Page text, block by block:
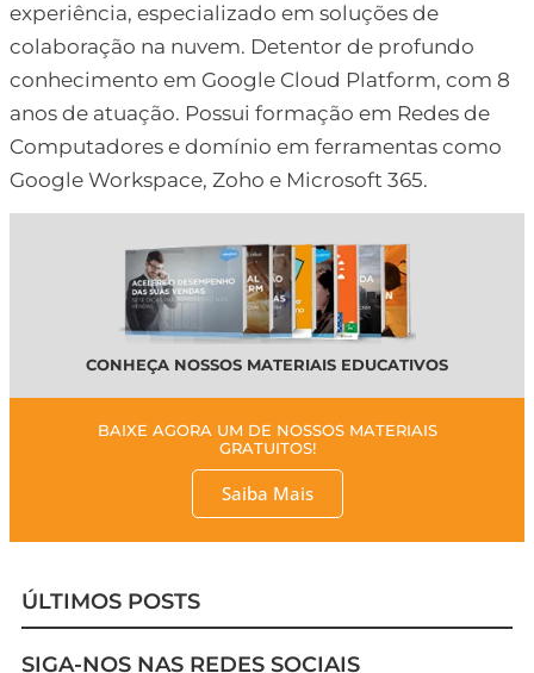
experiência, especializado em soluções de
colaboração na nuvem. Detentor de profundo
conhecimento em Google Cloud Platform, com 8
anos de atuação. Possui formação em Redes de
Computadores e domínio em ferramentas como
Google Workspace, Zoho e Microsoft 365.
CONHEÇA NOSSOS MATERIAIS EDUCATIVOS
BAIXE AGORA UM DE NOSSOS MATERIAIS
GRATUITOS!
Saiba Mais
ÚLTIMOS POSTS
SIGA-NOS NAS REDES SOCIAIS